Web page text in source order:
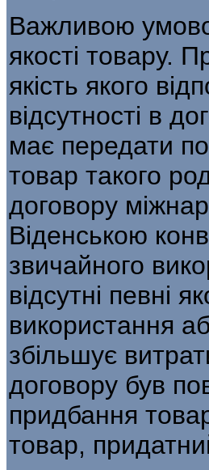
Важливою
якості товару.
якість якого
відсутності в
має передати
товар такого
договору
Віденською
звичайного
відсутні певні
використання
збільшує
договору був
придбання
товар,